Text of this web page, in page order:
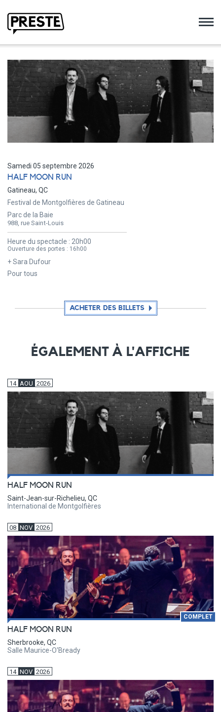
Samedi 05 septembre 2026
HALF MOON RUN
Gatineau, QC
Festival de Montgolfières de Gatineau
Parc de la Baie
988, rue Saint-Louis
Heure du spectacle : 20h00
Ouverture des portes : 16h00
+ Sara Dufour
Pour tous
ACHETER DES BILLETS
ÉGALEMENT À L'AFFICHE
14 AOU 2026
HALF MOON RUN
Saint-Jean-sur-Richelieu, QC
International de Montgolfières
08 NOV 2026
COMPLET
HALF MOON RUN
Sherbrooke, QC
Salle Maurice-O'Bready
14 NOV 2026